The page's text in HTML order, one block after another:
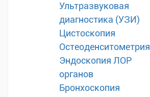
Ультразвуковая
диагностика (УЗИ)
Цистоскопия
Остеоденситометрия
Эндоскопия ЛОР
органов
Бронхоскопия